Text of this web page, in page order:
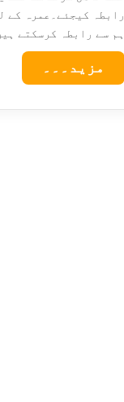
رابطہ کیجئے۔عمرہ کے
ہم سے رابطہ کرسکتے
مزید۔۔۔